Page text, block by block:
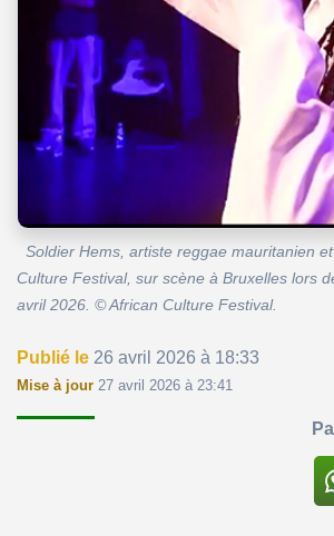
Soldier Hems, artiste reggae mauritanien
Culture Festival, sur scène à Bruxelles lors
avril 2026. © African Culture Festival.
Publié le 26 avril 2026 à 18:33
Mise à jour 27 avril 2026 à 23:41